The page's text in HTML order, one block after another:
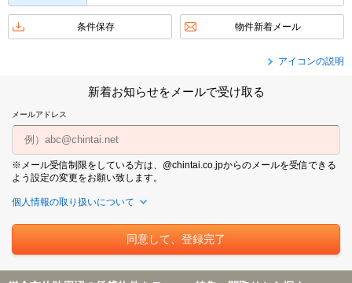
条件保存 物件新着メール
アイコンの説明
新着お知らせをメールで受け取る
メールアドレス
※メール受信制限をしている方は、@chintai.co.jpからのメールを受信できる
よう設定の変更をお願い致します。
個人情報の取り扱いについて